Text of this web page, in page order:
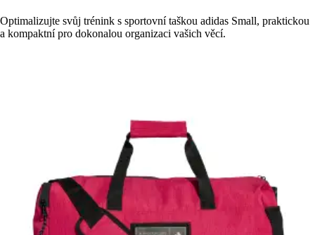
Optimalizujte svůj trénink s sportovní taškou adidas Small, praktickou
a kompaktní pro dokonalou organizaci vašich věcí.